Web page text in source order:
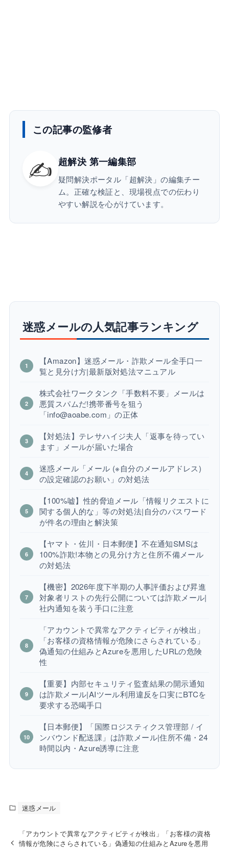
この記事の監修者
✍️ 超解決 第一編集部
疑問解決ポータル「超解決」の編集チー
ム。正確な検証と、現場視点での伝わり
やすい解説を心がけています。
迷惑メールの人気記事ランキング
【Amazon】迷惑メール・詐欺メール全手口一
覧と見分け方|最新版対処法マニュアル
株式会社ワークタンク「手数料不要」メールは
悪質スパムだ!携帯番号を狙う
「info@aoabe.com」の正体
【対処法】テレサハイジ夫人「返事を待ってい
ます」メールが届いた場合
迷惑メール「メール (※自分のメールアドレス)
の設定確認のお願い」の対処法
【100%嘘】性的脅迫メール「情報リクエストに
関する個人的な」等の対処法|自分のパスワード
が件名の理由と解決策
【ヤマト・佐川・日本郵便】不在通知SMSは
100%詐欺!本物との見分け方と住所不備メール
の対処法
【機密】2026年度下半期の人事評価および昇進
対象者リストの先行公開については詐欺メール|
社内通知を装う手口に注意
「アカウントで異常なアクティビティが検出」
「お客様の資格情報が危険にさらされている」
偽通知の仕組みとAzureを悪用したURLの危険
性
【重要】内部セキュリティ監査結果の開示通知
は詐欺メール|AIツール利用違反を口実にBTCを
要求する恐喝手口
【日本郵便】「国際ロジスティクス管理部 / イ
ンバウンド配送課」は詐欺メール|住所不備・24
時間以内・Azure誘導に注意
迷惑メール
「アカウントで異常なアクティビティが検出」「お客様の資格
情報が危険にさらされている」偽通知の仕組みとAzureを悪用